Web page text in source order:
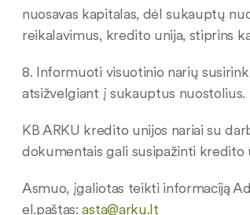
nuosavas kapitalas, dėl sukauptų
reikalavimus, kredito unija, stiprins
8. Informuoti visuotinio narių
atsižvelgiant į sukauptus nuostolius.
KB ARKU kredito unijos nariai su
dokumentais gali susipažinti kredito
Asmuo, įgaliotas teikti informaciją
el.paštas:asta@arku.lt